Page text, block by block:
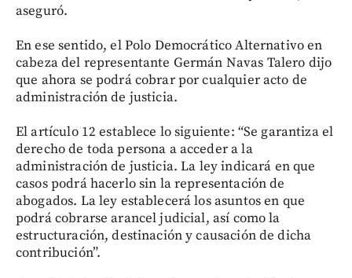
aseguró.
En ese sentido, el Polo Democrático Alternativo en
cabeza del representante Germán Navas Talero dijo
que ahora se podrá cobrar por cualquier acto de
administración de justicia.
El artículo 12 establece lo siguiente: “Se garantiza el
derecho de toda persona a acceder a la
administración de justicia. La ley indicará en que
casos podrá hacerlo sin la representación de
abogados. La ley establecerá los asuntos en que
podrá cobrarse arancel judicial, así como la
estructuración, destinación y causación de dicha
contribución”.